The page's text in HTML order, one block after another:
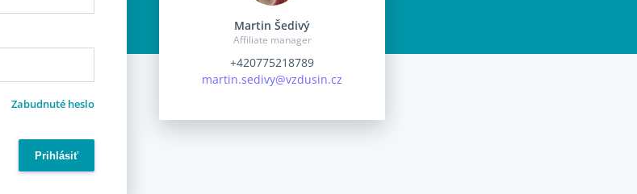
Zabudnuté heslo
Martin Šedivý
Affiliate manager
+420775218789
martin.sedivy@vzdusin.cz